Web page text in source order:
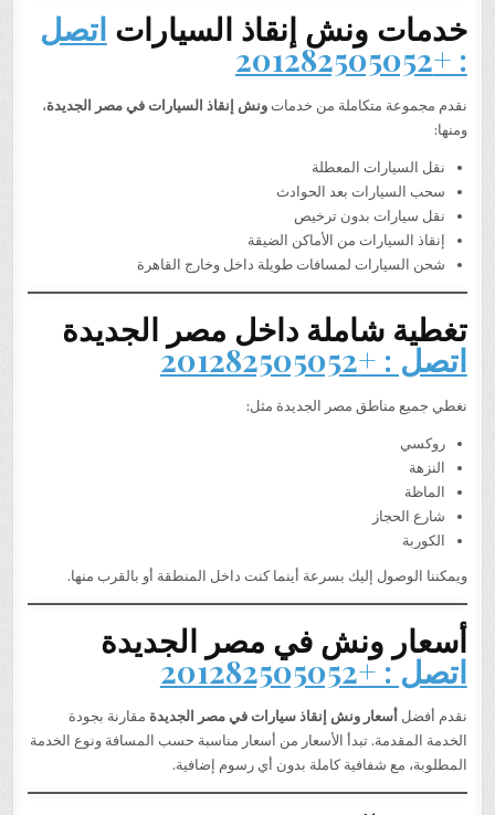
خدمات ونش إنقاذ السيارات اتصل
: +201282505052
نقدم مجموعة متكاملة من خدماتونش إنقاذ السيارات في مصر الجديدة،
ومنها:
نقل السيارات المعطلة
سحب السيارات بعد الحوادث
نقل سيارات بدون ترخيص
إنقاذ السيارات من الأماكن الضيقة
شحن السيارات لمسافات طويلة داخل وخارج القاهرة
تغطية شاملة داخل مصر الجديدة
اتصل : +201282505052
نغطي جميع مناطق مصر الجديدة مثل:
روكسي
النزهة
الماظة
شارع الحجاز
الكوربة
ويمكننا الوصول إليك بسرعة أينما كنت داخل المنطقة أو بالقرب منها.
أسعار ونش في مصر الجديدة
اتصل : +201282505052
نقدم أفضل أسعار ونش إنقاذ سيارات في مصر الجديدة مقارنة بجودة
الخدمة المقدمة. تبدأ الأسعار من أسعار مناسبة حسب المسافة ونوع الخدمة
المطلوبة، مع شفافية كاملة بدون أي رسوم إضافية.